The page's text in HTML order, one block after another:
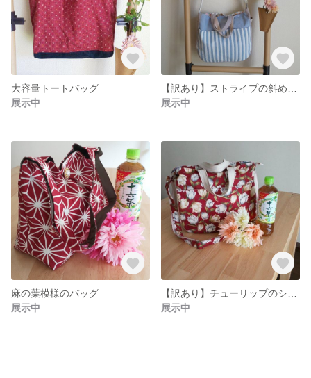
大容量トートバッグ
展示中
展示中
麻の葉模様のバッグ
展示中
展示中